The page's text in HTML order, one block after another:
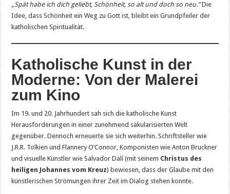
„Spät habe ich dich geliebt, Schönheit, so alt und doch so neu.“Die
Idee, dass Schönheit ein Weg zu Gott ist, bleibt ein Grundpfeiler der
katholischen Spiritualität.
Katholische Kunst in der
Moderne: Von der Malerei
zum Kino
Im 19. und 20. Jahrhundert sah sich die katholische Kunst
Herausforderungen in einer zunehmend säkularisierten Welt
gegenüber. Dennoch erneuerte sie sich weiterhin. Schriftsteller wie
J.R.R. Tolkien und Flannery O’Connor, Komponisten wie Anton Bruckner
und visuelle Künstler wie Salvador Dalí (mit seinem Christus des
heiligen Johannes vom Kreuz) bewiesen, dass der Glaube mit den
künstlerischen Strömungen ihrer Zeit im Dialog stehen konnte.